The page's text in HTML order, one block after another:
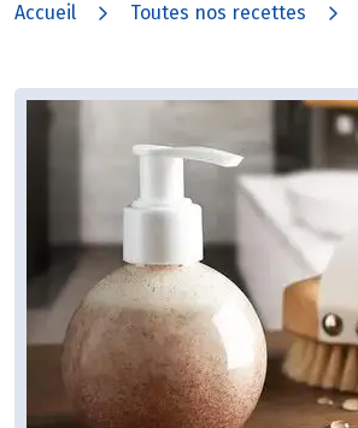
Accueil Toutes nos recettes